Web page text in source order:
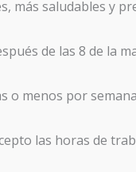
más saludables y
de las 8 de la
o menos por
las horas de